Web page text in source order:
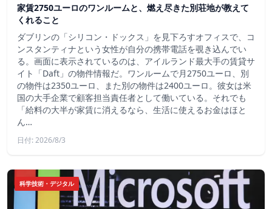
家賃2750ユーロのワンルームと、燃え尽きた別荘地が教えて
くれること
ダブリンの「シリコン・ドックス」を見下ろすオフィスで、コ
ンスタンティナという女性が自分の携帯電話を覗き込んでい
る。画面に表示されているのは、アイルランド最大手の賃貸サ
イト「Daft」の物件情報だ。ワンルームで月2750ユーロ、別
の物件は2350ユーロ、また別の物件は2400ユーロ。彼女は米
国の大手企業で顧客担当責任者として働いている。それでも
「給料の大半が家賃に消えるなら、生活に使えるお金はほと
ん…
日付: 2026/8/3
科学技術・デジタル